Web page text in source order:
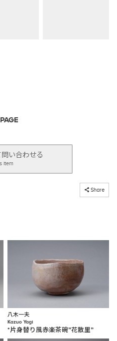
い合わせる
item
Share
コピーしました
八木一夫
Kazuo Yagi
*片身替り風赤楽茶碗”花散里”